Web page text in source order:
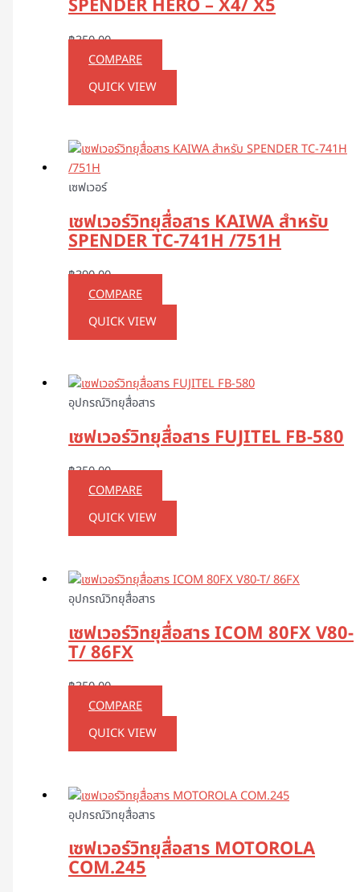
SPENDER HERO – X4/ X5
฿350.00
COMPARE
QUICK VIEW
เซฟเวอร์
เซฟเวอร์วิทยุสื่อสาร KAIWA สำหรับ
SPENDER TC-741H /751H
฿390.00
COMPARE
QUICK VIEW
อุปกรณ์วิทยุสื่อสาร
เซฟเวอร์วิทยุสื่อสาร FUJITEL FB-580
฿350.00
COMPARE
QUICK VIEW
อุปกรณ์วิทยุสื่อสาร
เซฟเวอร์วิทยุสื่อสาร ICOM 80FX V80-
T/ 86FX
฿350.00
COMPARE
QUICK VIEW
อุปกรณ์วิทยุสื่อสาร
เซฟเวอร์วิทยุสื่อสาร MOTOROLA
COM.245